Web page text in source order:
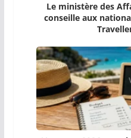
Le ministère des
conseille aux